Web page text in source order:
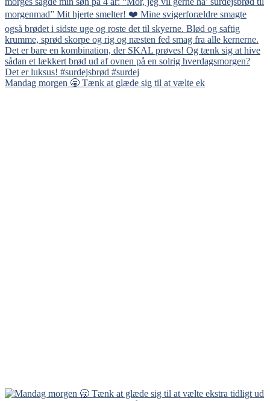
Mandag morgen 🥱 Tænk at glæde sig til at vælte ek